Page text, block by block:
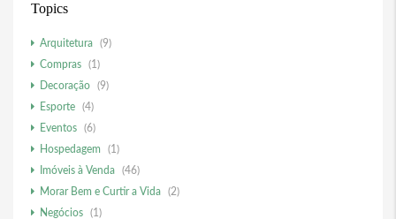
Topics
Arquitetura
(9)
Compras
(1)
Decoração
(9)
Esporte
(4)
Eventos
(6)
Hospedagem
(1)
Imóveis à Venda
(46)
Morar Bem e Curtir a Vida
(2)
Negócios
(1)